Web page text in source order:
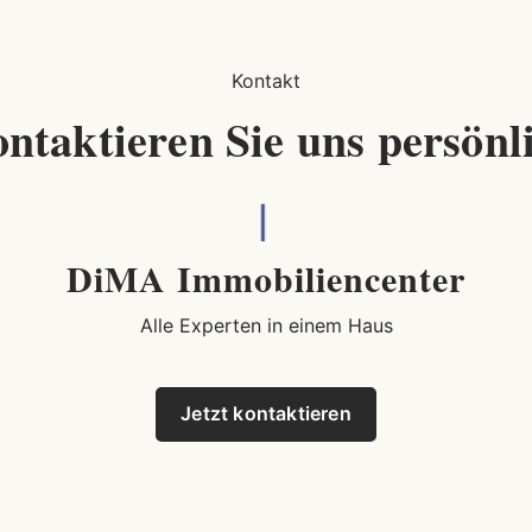
Kontakt
Sie uns
DiMA Immobiliencenter
Alle Experten in einem Haus
Jetzt kontaktieren